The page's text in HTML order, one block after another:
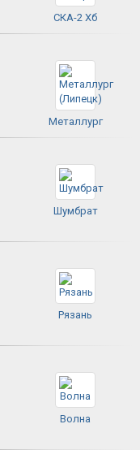
СКА-2 Хб
Металлург
Шумбрат
Рязань
Волна